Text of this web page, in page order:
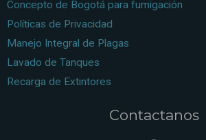
Concepto de Bogotá para fumigación
Políticas de Privacidad
Manejo Integral de Plagas
Lavado de Tanques
Recarga de Extintores
Contactanos